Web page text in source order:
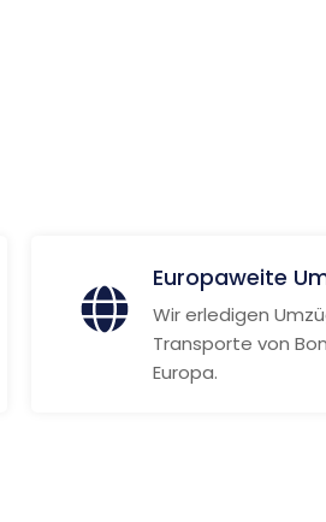
Europaweite
Wir erledigen
Transporte von
Europa.